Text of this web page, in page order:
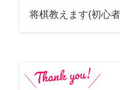
将棋教えます(初心